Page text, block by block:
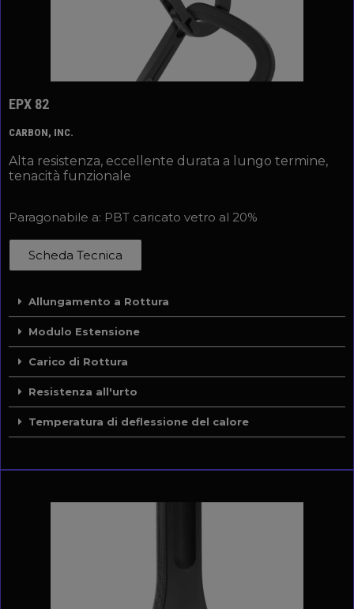
EPX 82
CARBON, INC.
Alta resistenza, eccellente durata a lungo termine,
tenacità funzionale
Paragonabile a: PBT caricato vetro al 20%
Scheda Tecnica
Allungamento a Rottura
Modulo Estensione
Carico di Rottura
Resistenza all'urto
Temperatura di deflessione del calore